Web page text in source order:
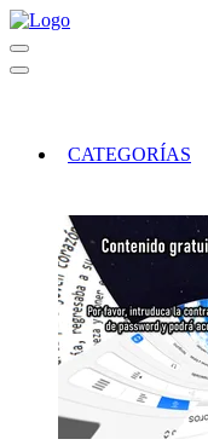
CATEGORÍAS